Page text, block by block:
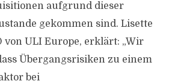
aufgrund dieser
gekommen sind. Lisette
von ULI Europe, erklärt: „Wir
Übergangsrisiken zu einem
bei